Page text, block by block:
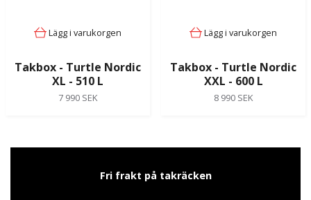
Lägg i varukorgen
Takbox - Turtle Nordic
XL - 510 L
7 990 SEK
Lägg i varukorgen
Takbox - Turtle Nordic
XXL - 600 L
8 990 SEK
Fri frakt på takräcken